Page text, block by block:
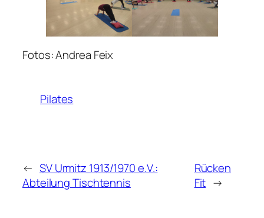
Fotos: Andrea Feix
Pilates
← SV Urmitz 1913/1970 e.V.:
Abteilung Tischtennis
Rücken
Fit →